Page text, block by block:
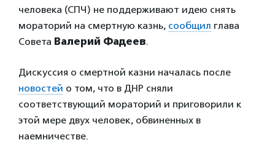
человека (СПЧ) не поддерживают идею снять
мораторий на смертную казнь, сообщил глава
Совета Валерий Фадеев.
Дискуссия о смертной казни началась после
новостей о том, что в ДНР сняли
соответствующий мораторий и приговорили к
этой мере двух человек, обвиненных в
наемничестве.